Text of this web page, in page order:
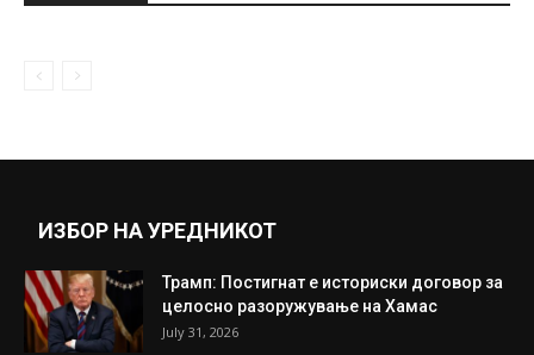
ИЗБОР НА УРЕДНИКОТ
Трамп: Постигнат е историски договор за
целосно разоружување на Хамас
July 31, 2026